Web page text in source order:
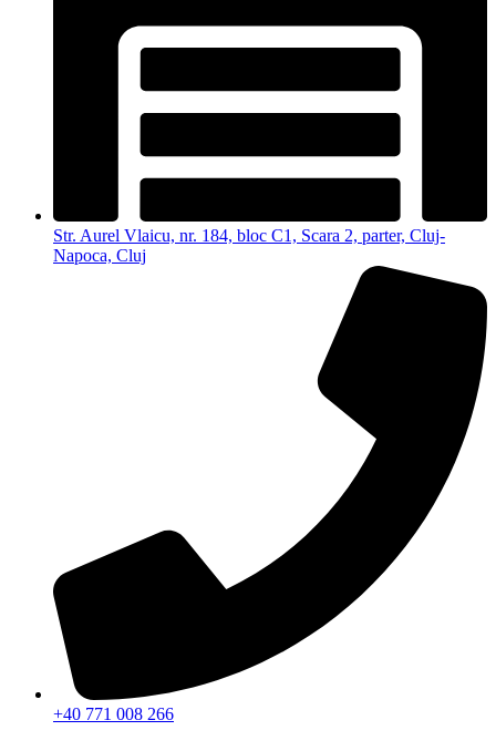
Str. Aurel Vlaicu, nr. 184, bloc C1, Scara 2, parter, Cluj-
Napoca, Cluj
+40 771 008 266